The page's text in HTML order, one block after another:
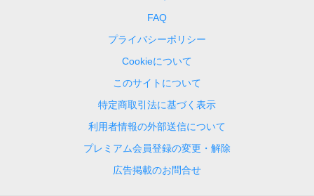
FAQ
プライバシーポリシー
Cookieについて
このサイトについて
特定商取引法に基づく表示
利用者情報の外部送信について
プレミアム会員登録の変更・解除
広告掲載のお問合せ